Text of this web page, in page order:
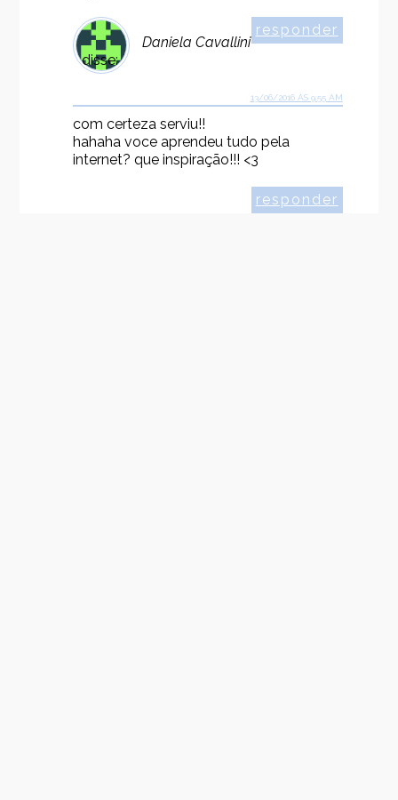
responder
Daniela Cavallini
disse:
13/06/2016 ÀS 9:55 AM
com certeza serviu!!
hahaha voce aprendeu tudo pela
internet? que inspiração!!! <3
responder